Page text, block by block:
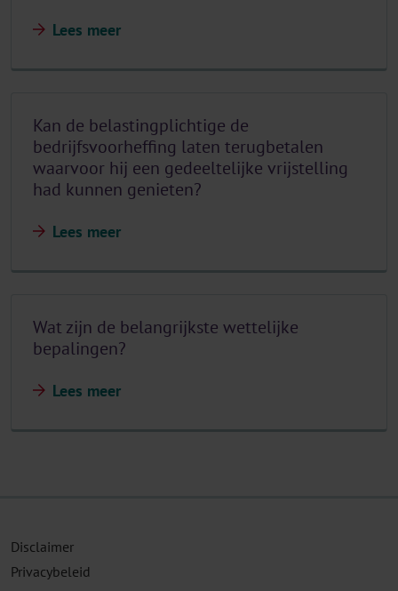
Lees meer
Kan de belastingplichtige de
bedrijfsvoorheffing laten terugbetalen
waarvoor hij een gedeeltelijke vrijstelling
had kunnen genieten?
Lees meer
Wat zijn de belangrijkste wettelijke
bepalingen?
Lees meer
Disclaimer
Privacybeleid